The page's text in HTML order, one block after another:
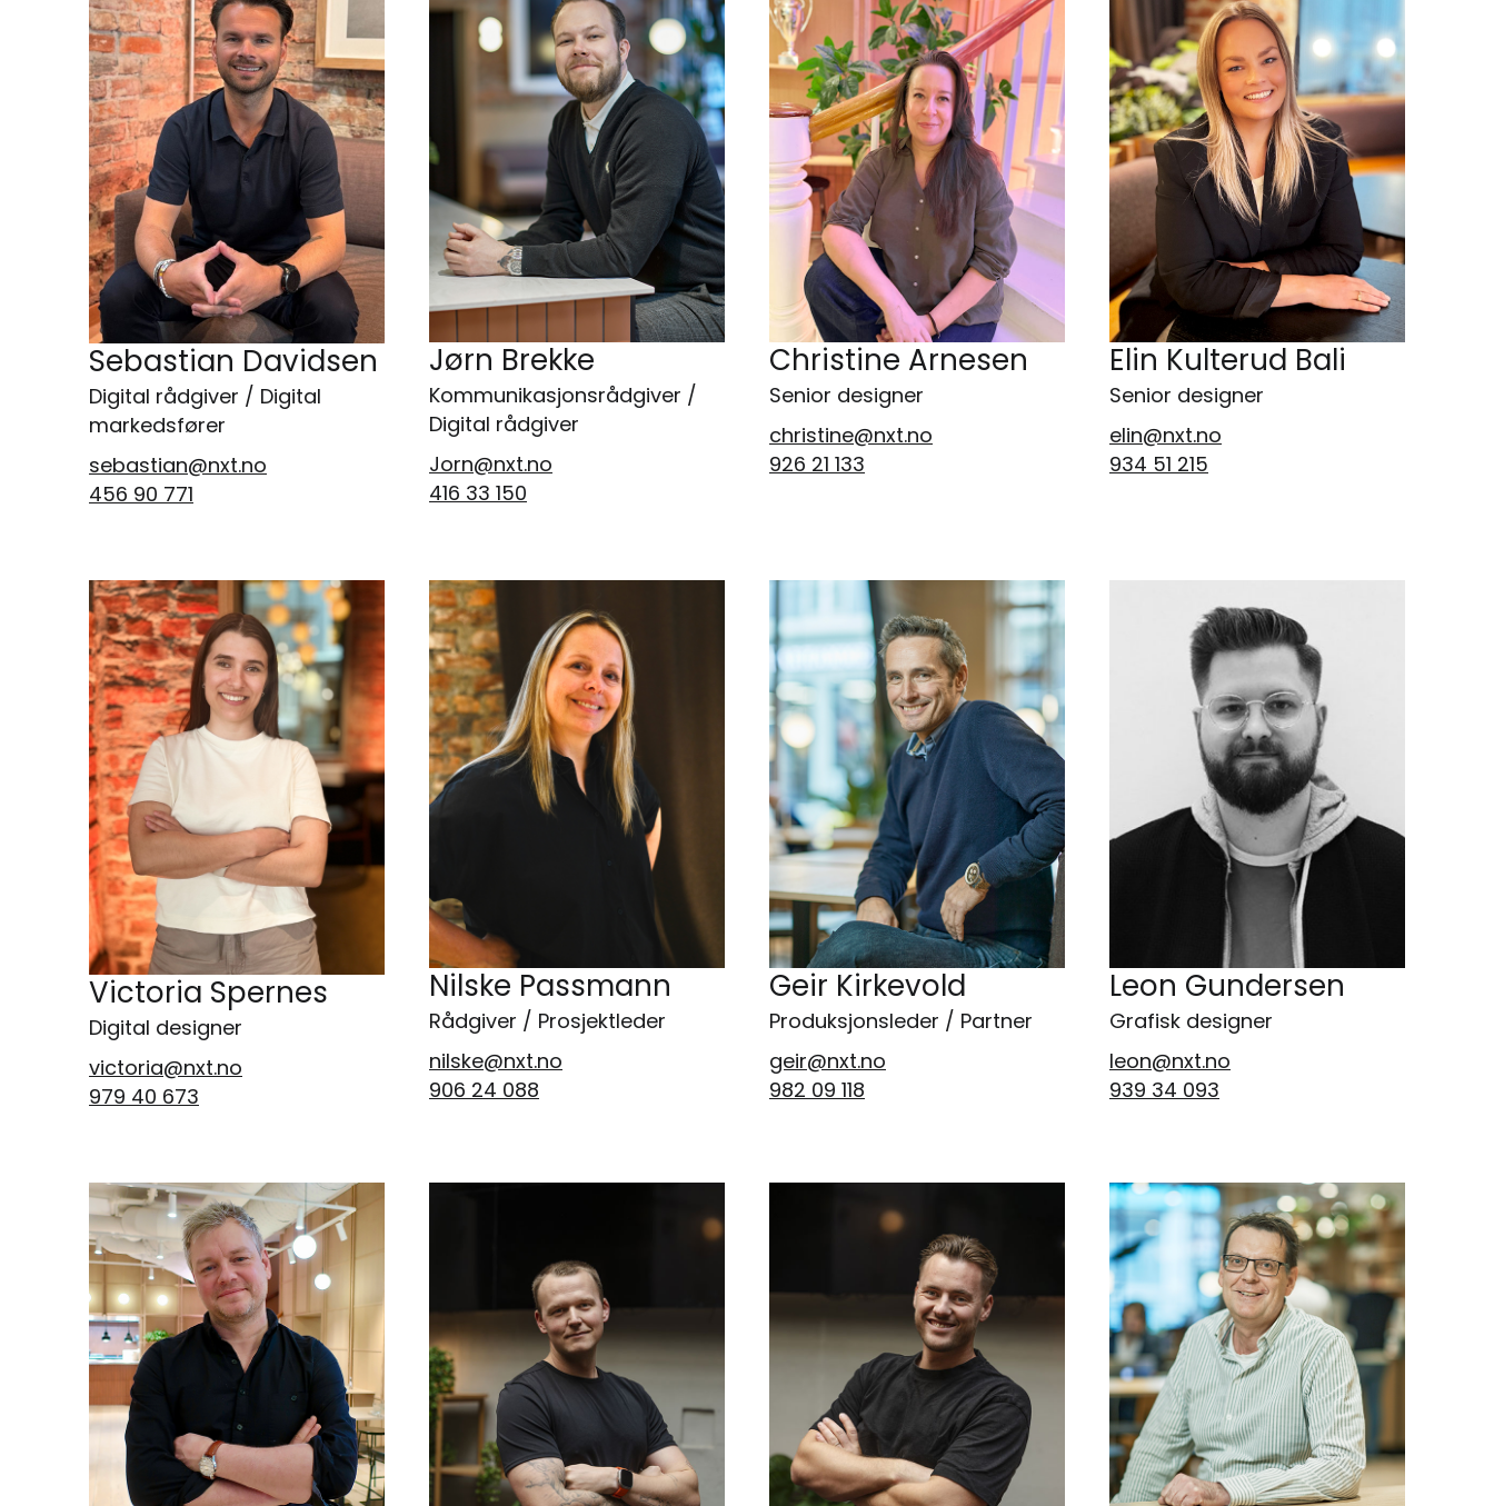
Sebastian Davidsen
Digital rådgiver / Digital
markedsfører
sebastian@nxt.no
456 90 771
Jørn Brekke
Kommunikasjonsrådgiver /
Digital rådgiver
Jorn@nxt.no
416 33 150
Christine Arnesen
Senior designer
christine@nxt.no
926 21 133
Elin Kulterud Bali
Senior designer
elin@nxt.no
934 51 215
Victoria Spernes
Digital designer
victoria@nxt.no
979 40 673
Nilske Passmann
Rådgiver / Prosjektleder
nilske@nxt.no
906 24 088
Geir Kirkevold
Produksjonsleder / Partner
geir@nxt.no
982 09 118
Leon Gundersen
Grafisk designer
leon@nxt.no
939 34 093